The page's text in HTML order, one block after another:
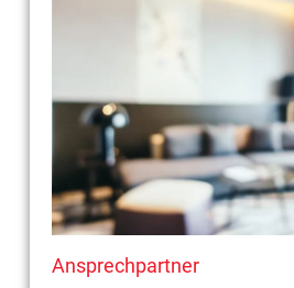
Ansprechpartner